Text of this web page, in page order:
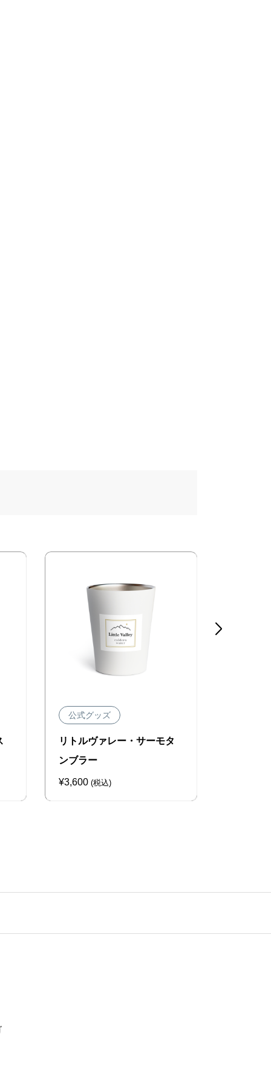
公式グッズ
リトルヴァレー・サーモタ
ンブラー
¥3,600 (税込)
